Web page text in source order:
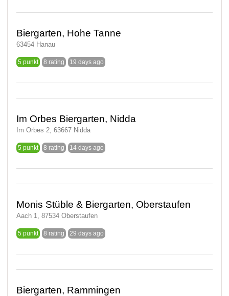
Biergarten, Hohe Tanne
63454 Hanau
5 punkt 8 rating 19 days ago
Im Orbes Biergarten, Nidda
Im Orbes 2, 63667 Nidda
5 punkt 8 rating 14 days ago
Monis Stüble & Biergarten, Oberstaufen
Aach 1, 87534 Oberstaufen
5 punkt 8 rating 29 days ago
Biergarten, Rammingen